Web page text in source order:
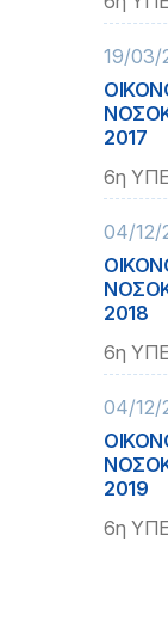
19/03/
2017
6η ΥΠΕ
04/12/
2018
6η ΥΠΕ
04/12/
2019
6η ΥΠΕ